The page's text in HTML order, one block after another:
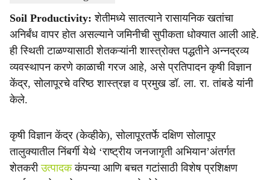
a
r
e
Soil Productivity: शेतीमध्ये सातत्याने रासायनिक खतांचा
अनिर्बंध वापर होत असल्याने जमिनीची सुपीकता धोक्यात आली आहे.
ही स्थिती टाळण्यासाठी शेतकऱ्यांनी शास्त्रोक्त पद्धतीने अन्नद्रव्य
व्यवस्थापन करणे काळाची गरज आहे, असे प्रतिपादन कृषी विज्ञान
केंद्र, सोलापूरचे वरिष्ठ शास्त्रज्ञ व प्रमुख डॉ. ला. रा. तांबडे यांनी
केले.
कृषी विज्ञान केंद्र (केव्हीके), सोलापूरतर्फे दक्षिण सोलापूर
तालुक्यातील निंबर्गी येथे ‘राष्ट्रीय जनजागृती अभियान’अंतर्गत
शेतकरीउत्पादककंपन्या आणि बचत गटांसाठी विशेष प्रशिक्षण